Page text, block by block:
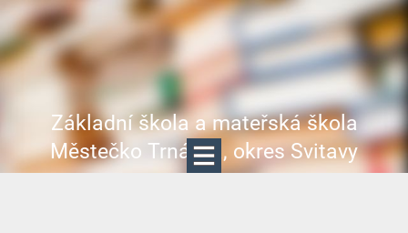
Základní škola a mateřská škola
Městečko Trnávka, okres Svitavy